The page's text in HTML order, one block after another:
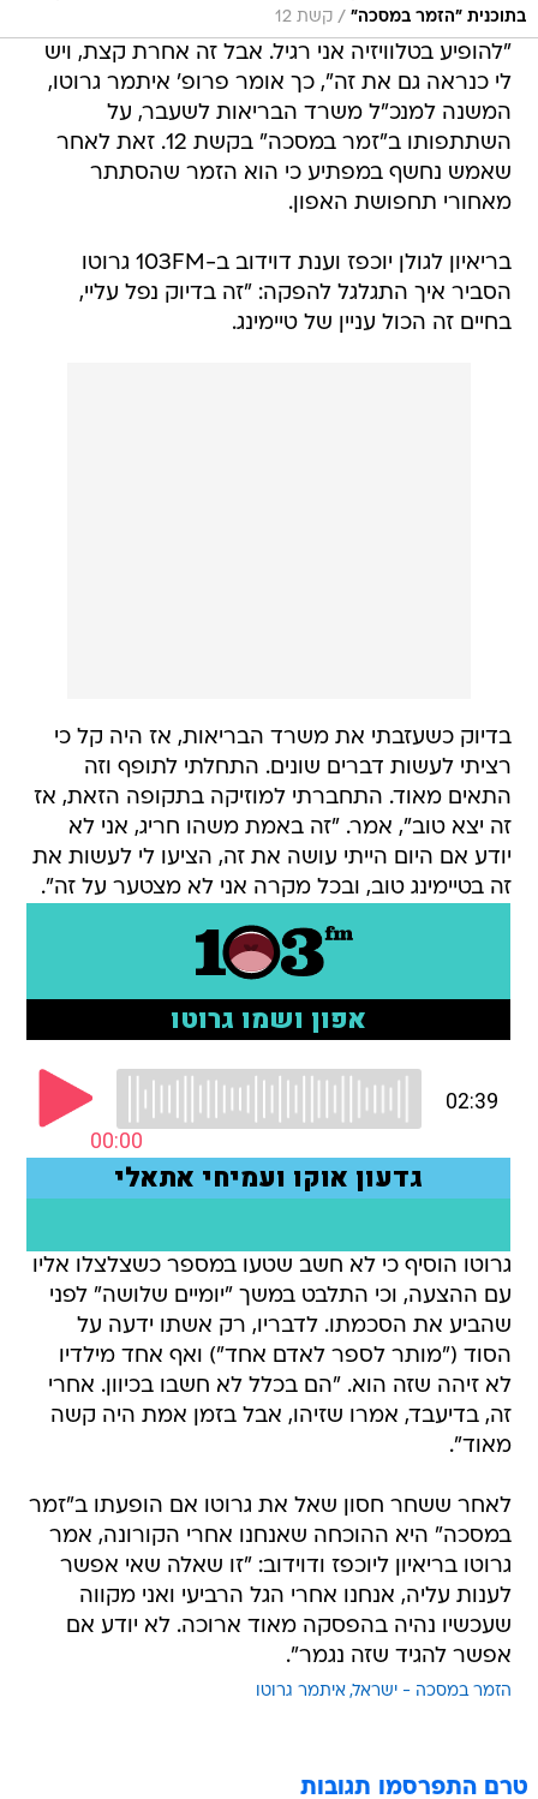
בתוכנית "הזמר במסכה" / קשת 12
"להופיע בטלוויזיה אני רגיל. אבל זה אחרת קצת, ויש
לי כנראה גם את זה", כך אומר פרופ' איתמר גרוטו,
המשנה למנכ"ל משרד הבריאות לשעבר, על
השתתפותו ב"זמר במסכה" בקשת 12. זאת לאחר
שאמש נחשף במפתיע כי הוא הזמר שהסתתר
מאחורי תחפושת האפון.
בריאיון לגולן יוכפז וענת דוידוב ב-103FM גרוטו
הסביר איך התגלגל להפקה: "זה בדיוק נפל עליי,
בחיים זה הכול עניין של טיימינג.
בדיוק כשעזבתי את משרד הבריאות, אז היה קל כי
רציתי לעשות דברים שונים. התחלתי לתופף וזה
התאים מאוד. התחברתי למוזיקה בתקופה הזאת, אז
זה יצא טוב", אמר. "זה באמת משהו חריג, אני לא
יודע אם היום הייתי עושה את זה, הציעו לי לעשות את
זה בטיימינג טוב, ובכל מקרה אני לא מצטער על זה".
גרוטו הוסיף כי לא חשב שטעו במספר כשצלצלו אליו
עם ההצעה, וכי התלבט במשך "יומיים שלושה" לפני
שהביע את הסכמתו. לדבריו, רק אשתו ידעה על
הסוד ("מותר לספר לאדם אחד") ואף אחד מילדיו
לא זיהה שזה הוא. "הם בכלל לא חשבו בכיוון. אחרי
זה, בדיעבד, אמרו שזיהו, אבל בזמן אמת היה קשה
מאוד".
לאחר ששחר חסון שאל את גרוטו אם הופעתו ב"זמר
במסכה" היא ההוכחה שאנחנו אחרי הקורונה, אמר
גרוטו בריאיון ליוכפז ודוידוב: "זו שאלה שאי אפשר
לענות עליה, אנחנו אחרי הגל הרביעי ואני מקווה
שעכשיו נהיה בהפסקה מאוד ארוכה. לא יודע אם
אפשר להגיד שזה נגמר".
הזמר במסכה - ישראל איתמר גרוטו
טרם התפרסמו תגובות